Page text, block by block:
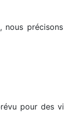
nous
pour des